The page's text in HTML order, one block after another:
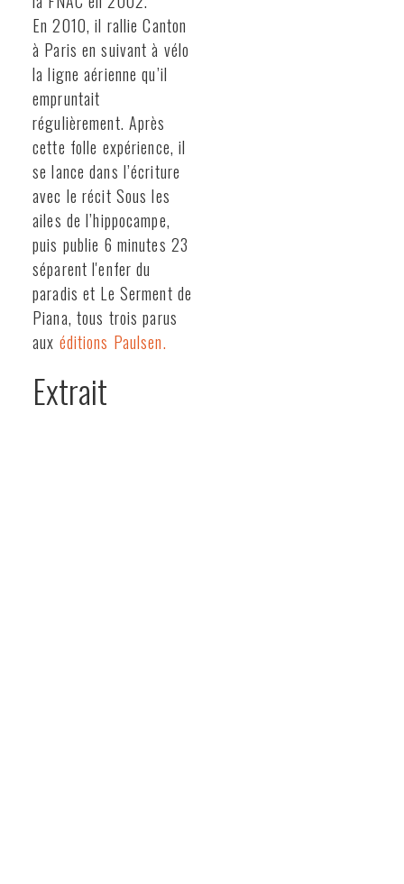
En 2010, il rallie Canton
à Paris en suivant à vélo
la ligne aérienne qu’il
empruntait
régulièrement. Après
cette folle expérience, il
se lance dans l’écriture
avec le récit Sous les
ailes de l’hippocampe,
puis publie 6 minutes 23
séparent l'enfer du
paradis et Le Serment de
Piana, tous trois parus
aux éditions Paulsen.
Extrait